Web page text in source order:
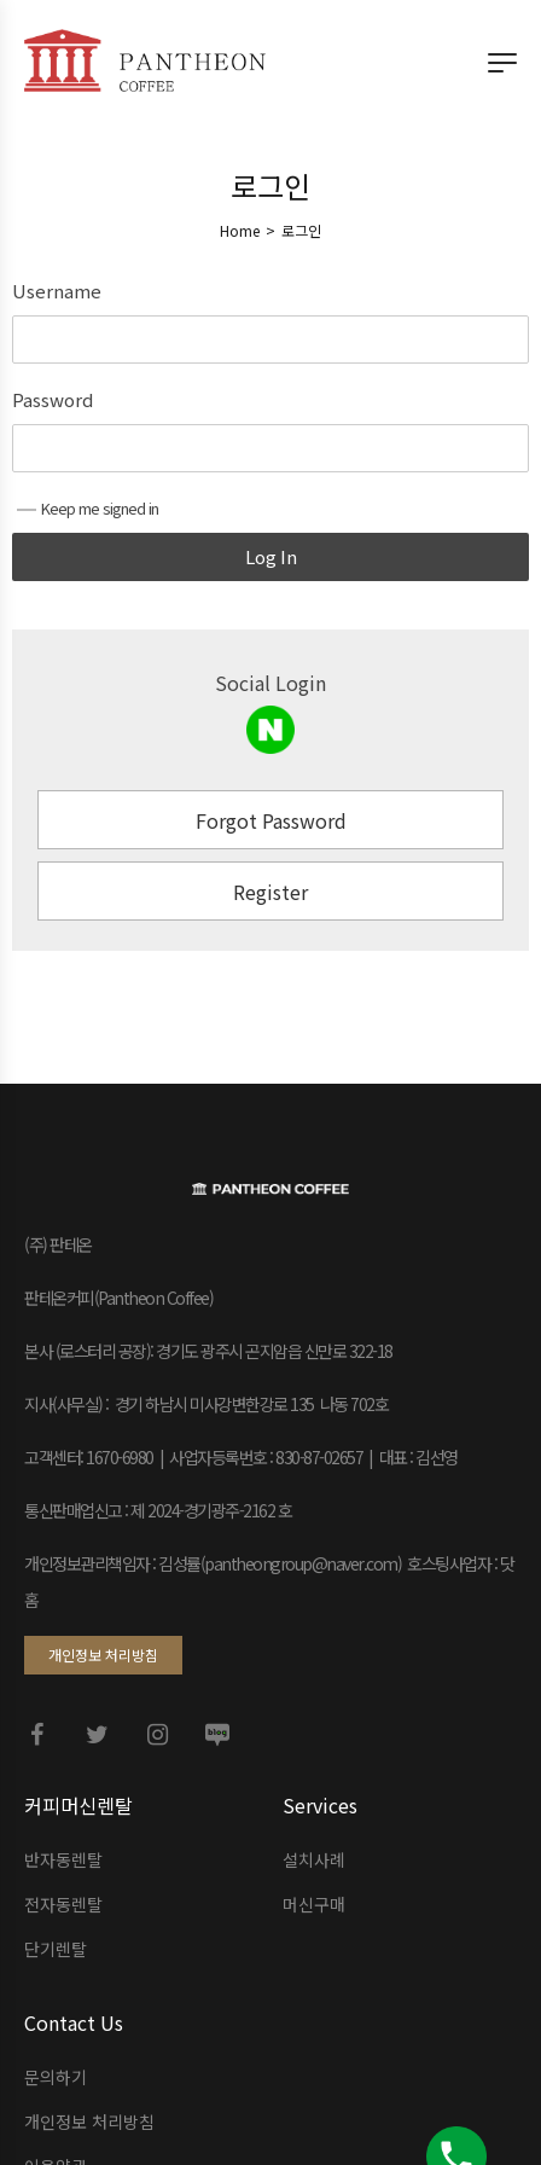
로그인
Home > 로그인
Username
Password
Keep me signed in
Log In
Social Login
Forgot Password
Register
커피머신렌탈
반자동렌탈
전자동렌탈
단기렌탈
Services
설치사례
머신구매
Contact Us
문의하기
개인정보 처리방침
(주) 판테온
판테온커피(Pantheon Coffee)
본사 (로스터리 공장): 경기도 광주시 곤지암읍 신만로 322-18
지사(사무실) : 경기 하남시 미사강변한강로 135 나동 702호
고객센터: 1670-6980 | 사업자등록번호 : 830-87-02657 | 대표 : 김선영
통신판매업신고 : 제 2024-경기광주-2162 호
개인정보관리책임자 : 김성률(pantheongroup@naver.com) 호스팅사업자 : 닷
홈
개인정보 처리방침